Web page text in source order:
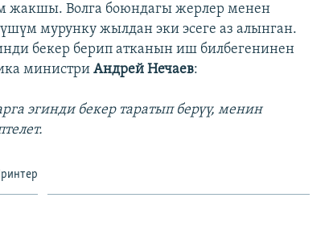
жакшы. Волга боюндагы жерлер менен
мурунку жылдан эки эсеге аз алынган.
бекер берип атканын иш билбегенинен
министриАндрей Нечаев:
эгинди бекер таратып берүү, менин
Принтер